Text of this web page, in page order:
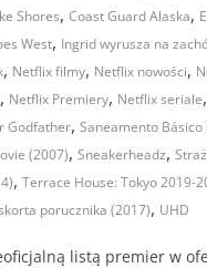
Shores,Coast Guard Alaska,
West, Ingrid wyrusza na
, Netflix filmy, Netflix nowości,
, Netflix Premiery, Netflix seriale,
Godfather,Saneamento Básico
(2007),Sneakerheadz,
,Terrace House: Tokyo 2019-
porucznika (2017), UHD
listą premier w